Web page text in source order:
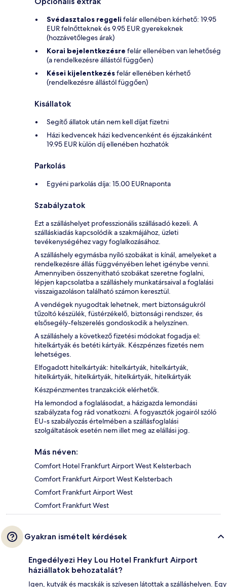
Svédasztalos reggeli felár ellenében kérhető: 19.95
EUR felnőtteknek és 9.95 EUR gyerekeknek
(hozzávetőleges árak)
Korai bejelentkezésre felár ellenében van lehetőség
(a rendelkezésre állástól függően)
Kései kijelentkezésfelár ellenében kérhető
(rendelkezésre állástól függően)
Kisállatok
Segítő állatok után nem kell díjat fizetni
Házi kedvencek házi kedvencenként és éjszakánként
19.95 EUR külön díj ellenében hozhatók
Parkolás
Egyéni parkolás díja: 15.00 EURnaponta
Szabályzatok
Ezt a szálláshelyet professzionális szállásadó kezeli. A
szálláskiadás kapcsolódik a szakmájához, üzleti
tevékenységéhez vagy foglalkozásához.
A szálláshely egymásba nyíló szobákat is kínál, amelyeket a
rendelkezésre állás függvényében lehet igénybe venni.
Amennyiben összenyitható szobákat szeretne foglalni,
lépjen kapcsolatba a szálláshely munkatársaival a foglalási
visszaigazoláson található számon keresztül.
A vendégek nyugodtak lehetnek, mert biztonságukról
tűzoltó készülék, füstérzékelő, biztonsági rendszer, és
elsősegély-felszerelés gondoskodik a helyszínen.
A szálláshely a következő fizetési módokat fogadja el:
hitelkártyák és betéti kártyák. Készpénzes fizetés nem
lehetséges.
Elfogadott hitelkártyák: hitelkártyák, hitelkártyák,
hitelkártyák, hitelkártyák, hitelkártyák, hitelkártyák
Készpénzmentes tranzakciók elérhetők.
Ha lemondod a foglalásodat, a házigazda lemondási
szabályzata fog rád vonatkozni. A fogyasztók jogairól szóló
EU-s szabályozás értelmében a szállásfoglalási
szolgáltatások esetén nem illet meg az elállási jog.
Más néven:
Comfort Hotel Frankfurt Airport West Kelsterbach
Comfort Frankfurt Airport West Kelsterbach
Comfort Frankfurt Airport West
Comfort Frankfurt West
Gyakran ismételt kérdések
Engedélyezi Hey Lou Hotel Frankfurt Airport
háziállatok behozatalát?
Igen, kutyák és macskák is szívesen látottak a szálláshelyen. Egy